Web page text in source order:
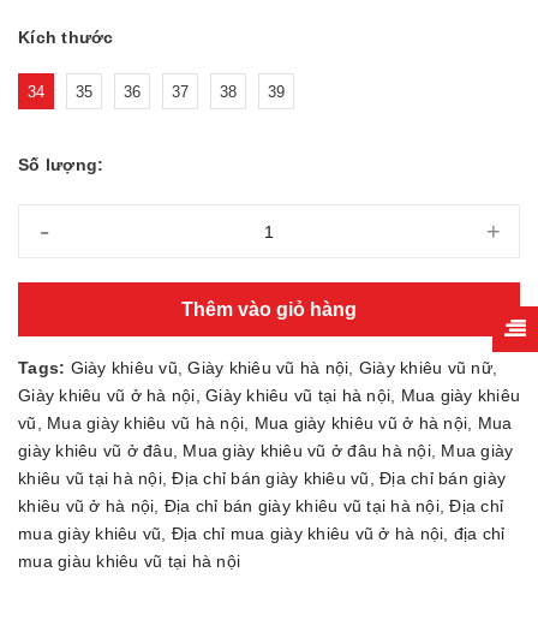
Kích thước
34 35 36 37 38 39
Số lượng:
- +
Thêm vào giỏ hàng
Tags: Giày khiêu vũ ,Giày khiêu vũ hà nội Giày khiêu vũ nữ,
Giày khiêu vũ ở hà nội Giày khiêu vũ tại hà nội
Mua giày khiêu
vũ
Mua giày khiêu vũ hà nội Mua giày khiêu vũ ở hà nội
Mua
giày khiêu vũ ở đâu
Mua giày khiêu vũ ở đâu hà nội, Mua giày
khiêu vũ tại hà nội,Địa chỉ bán giày khiêu vũ
Địa chỉ bán giày
khiêu vũ ở hà nội Địa chỉ bán giày khiêu vũ tại hà nội,Địa chỉ
mua giày khiêu vũ
Địa chỉ mua giày khiêu vũ ở hà nội địa chỉ
mua giàu khiêu vũ tại hà nội